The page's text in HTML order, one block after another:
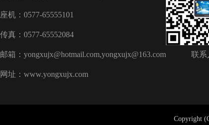
座机：0577-65555101
传真：0577-65552084
邮箱：yongxujx@hotmail.com,yongxujx@163.com
网址：www.yongxujx.com
联系
Copyright